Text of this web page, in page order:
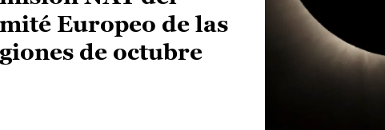
Europeo de las
de octubre